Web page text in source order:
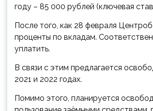
году – 85 000 рублей (ключевая
После того, как 28 февраля
проценты по вкладам.
уплатить.
В связи с этим предлагается
2021 и 2022 годах.
Помимо этого, планируется